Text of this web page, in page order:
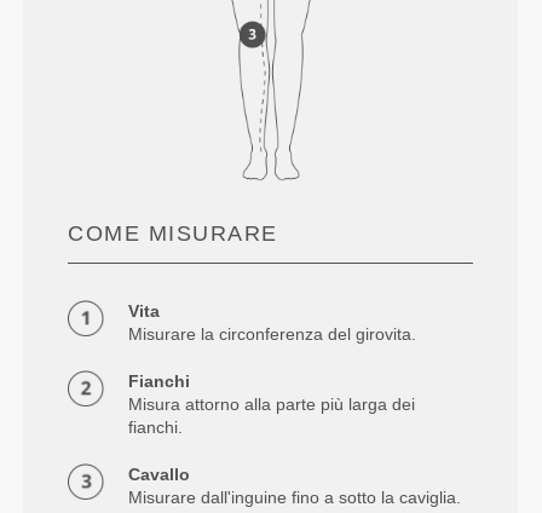
COME MISURARE
Vita
Misurare la circonferenza del girovita.
Fianchi
Misura attorno alla parte più larga dei
fianchi.
Cavallo
Misurare dall'inguine fino a sotto la caviglia.